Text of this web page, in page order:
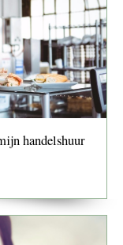
handelshuur